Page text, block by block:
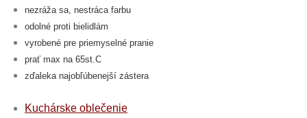
nezráža sa, nestráca farbu
odolné proti bielidlám
vyrobené pre priemyselné pranie
prať max na 65st.C
zďaleka najobľúbenejší zástera
Kuchárske oblečenie